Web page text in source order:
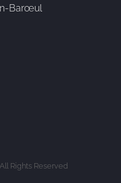
Barœul
Rights Reserved